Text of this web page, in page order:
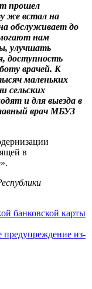
прошел
же встал на
обслуживает до
нам
улучшать
доступность
врачей. К
маленьких
сельских
и для выезда в
врач МБУЗ
в
банковской карты
предупреждение из-